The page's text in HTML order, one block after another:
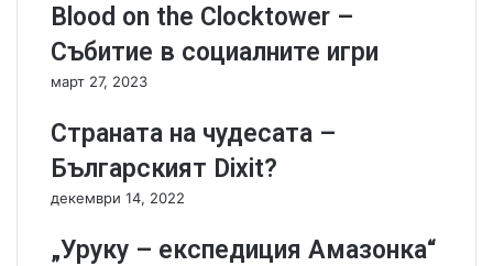
и
г
р
а
T
n
y
p
o
t
s
а
з
ш
Blood on the Clocktower –
Събитие в социалните игри
март 27, 2023
Страната на чудесата –
Българският Dixit?
декември 14, 2022
„Уруку – експедиция Амазонка“